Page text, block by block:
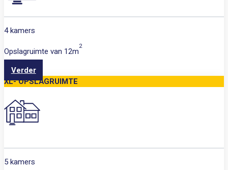
4 kamers
Opslagruimte van 12m2
Verder
XL- OPSLAGRUIMTE
5 kamers